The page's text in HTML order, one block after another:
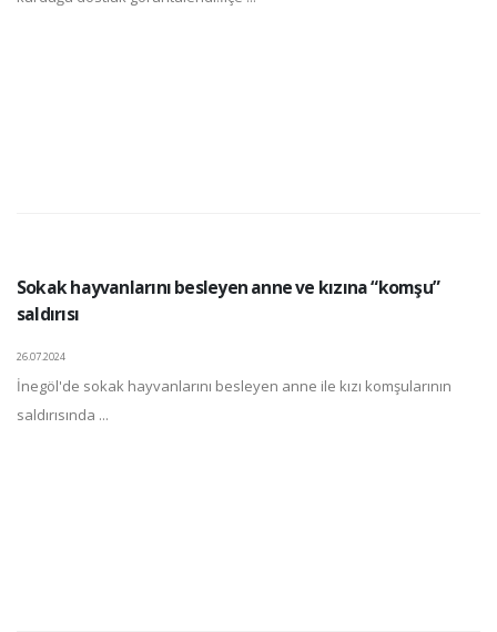
Sokak hayvanlarını besleyen anne ve kızına “komşu”
saldırısı
26.07.2024
İnegöl'de sokak hayvanlarını besleyen anne ile kızı komşularının
saldırısında ...